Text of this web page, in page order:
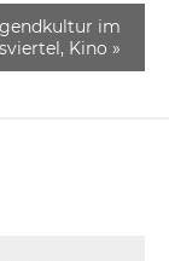
im
Kino »